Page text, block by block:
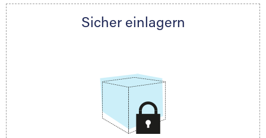
persönlich hinsichtlich Lagervolumen und zu
Sicher einlagern